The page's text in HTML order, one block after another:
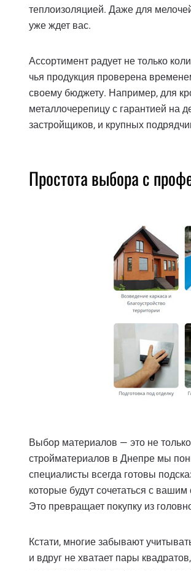
теплоизоляцией. Даже для
уже ждет вас.
Ассортимент радует не только
чья продукция проверена
своему бюджету. Например, для
металлочерепицу с гарантией на
застройщиков, и крупных
Простота выбора с
Выбор материалов — это не
стройматериалов в Днепре мы
специалисты всегда готовы
которые будут сочетаться с
Это превращает покупку из
Кстати, многие забывают
и вдруг не хватает пары